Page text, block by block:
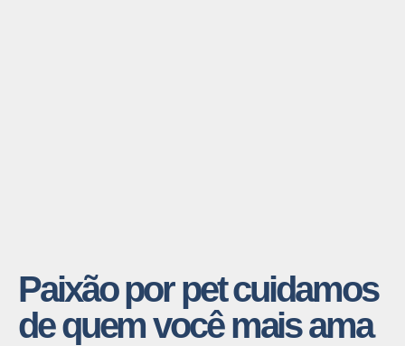
Paixão por pet cuidamos
de quem você mais ama